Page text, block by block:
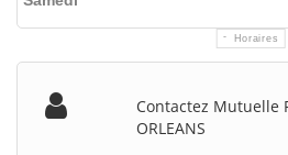
Horaires
Contactez Mutuelle
ORLEANS